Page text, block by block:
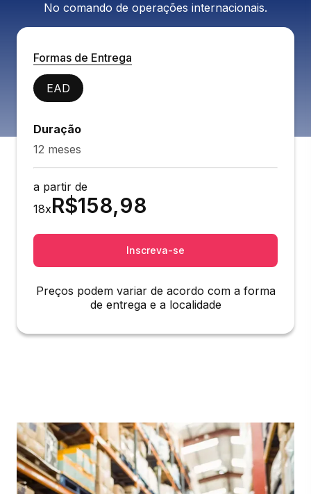
No comando de operações internacionais.
Formas de Entrega
EAD
Duração
12 meses
a partir de
18xR$158,98
Inscreva-se
Preços podem variar de acordo com a forma
de entrega e a localidade